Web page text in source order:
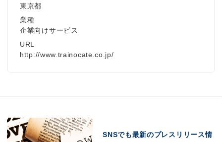
東京都
業種
企業向けサービス
URL
http://www.trainocate.co.jp/
SNSでも最新のプレスリリース情